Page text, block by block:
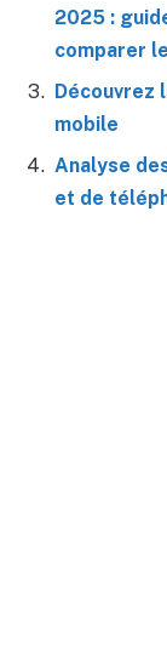
2025 :
comparer
Découvrez
mobile
Analyse
et de